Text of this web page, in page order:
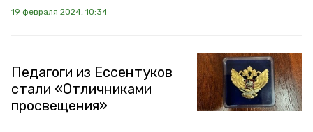
19 февраля 2024, 10:34
Педагоги из Ессентуков
стали «Отличниками
просвещения»